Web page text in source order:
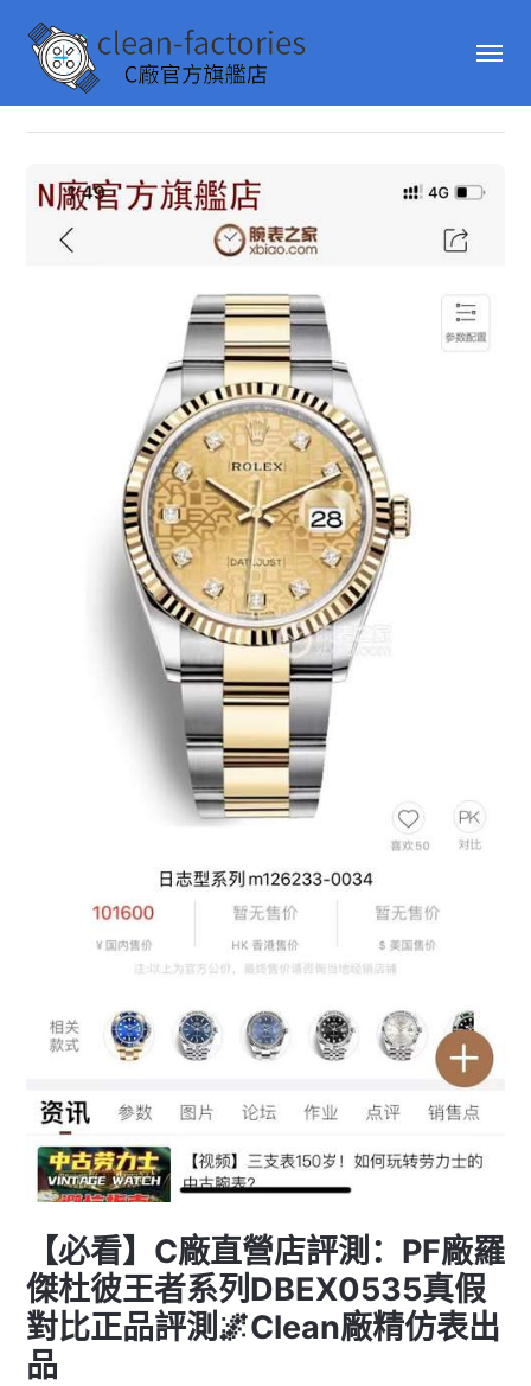
【必看】C廠直營店評測：PF廠羅
傑杜彼王者系列DBEX0535真假
對比正品評測🌌Clean廠精仿表出
品